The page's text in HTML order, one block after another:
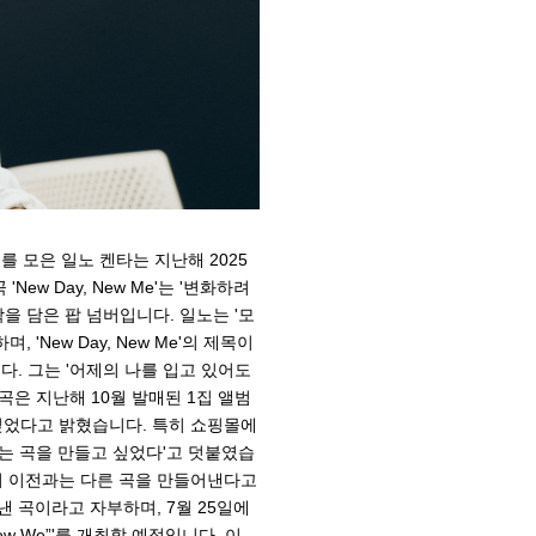
모은 일노 켄타는 지난해 2025
'New Day, New Me'는 '변화하려
담은 팝 넘버입니다. 일노는 '모
, 'New Day, New Me'의 제목이
. 그는 '어제의 나를 입고 있어도
은 지난해 10월 발매된 1집 앨범
다고 밝혔습니다. 특히 쇼핑몰에
곡을 만들고 싶었다'고 덧붙였습
전과는 다른 곡을 만들어낸다고
곡이라고 자부하며, 7월 25일에